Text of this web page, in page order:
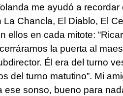
me ayudó a recordar
Chancla, El Diablo, El
ellos en cada mitote:
la puerta al
Él era del turno
del turno matutino”. Mi
ese sonso, bueno para